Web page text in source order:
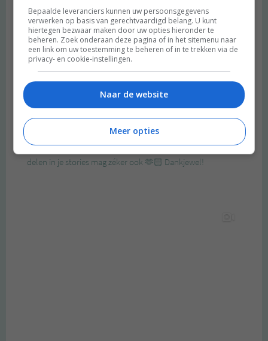
Bepaalde leveranciers kunnen uw persoonsgegevens
verwerken op basis van gerechtvaardigd belang. U kunt
hiertegen bezwaar maken door uw opties hieronder te
beheren. Zoek onderaan deze pagina of in het sitemenu naar
een link om uw toestemming te beheren of in te trekken via de
privacy- en cookie-instellingen.
Naar de website
Meer opties